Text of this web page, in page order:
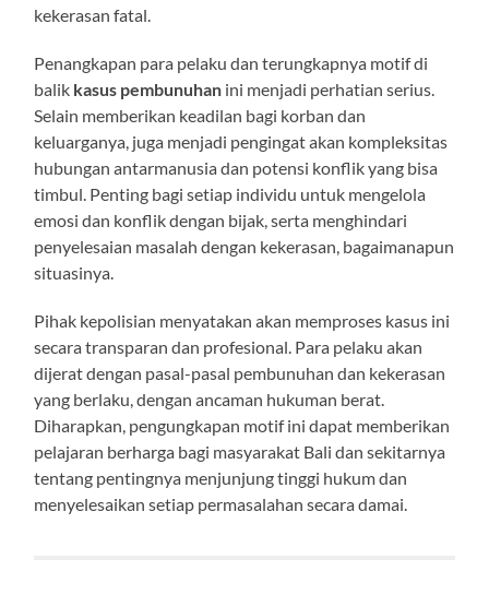
kekerasan fatal.
Penangkapan para pelaku dan terungkapnya motif di
balik kasus pembunuhan ini menjadi perhatian serius.
Selain memberikan keadilan bagi korban dan
keluarganya, juga menjadi pengingat akan kompleksitas
hubungan antarmanusia dan potensi konflik yang bisa
timbul. Penting bagi setiap individu untuk mengelola
emosi dan konflik dengan bijak, serta menghindari
penyelesaian masalah dengan kekerasan, bagaimanapun
situasinya.
Pihak kepolisian menyatakan akan memproses kasus ini
secara transparan dan profesional. Para pelaku akan
dijerat dengan pasal-pasal pembunuhan dan kekerasan
yang berlaku, dengan ancaman hukuman berat.
Diharapkan, pengungkapan motif ini dapat memberikan
pelajaran berharga bagi masyarakat Bali dan sekitarnya
tentang pentingnya menjunjung tinggi hukum dan
menyelesaikan setiap permasalahan secara damai.